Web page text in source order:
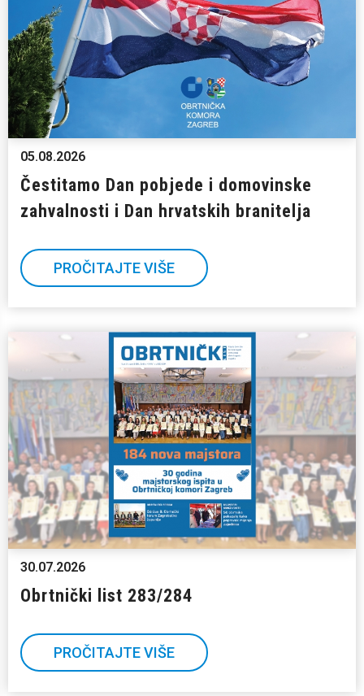
05.08.2026
Čestitamo Dan pobjede i domovinske
zahvalnosti i Dan hrvatskih branitelja
PROČITAJTE VIŠE
30.07.2026
Obrtnički list 283/284
PROČITAJTE VIŠE